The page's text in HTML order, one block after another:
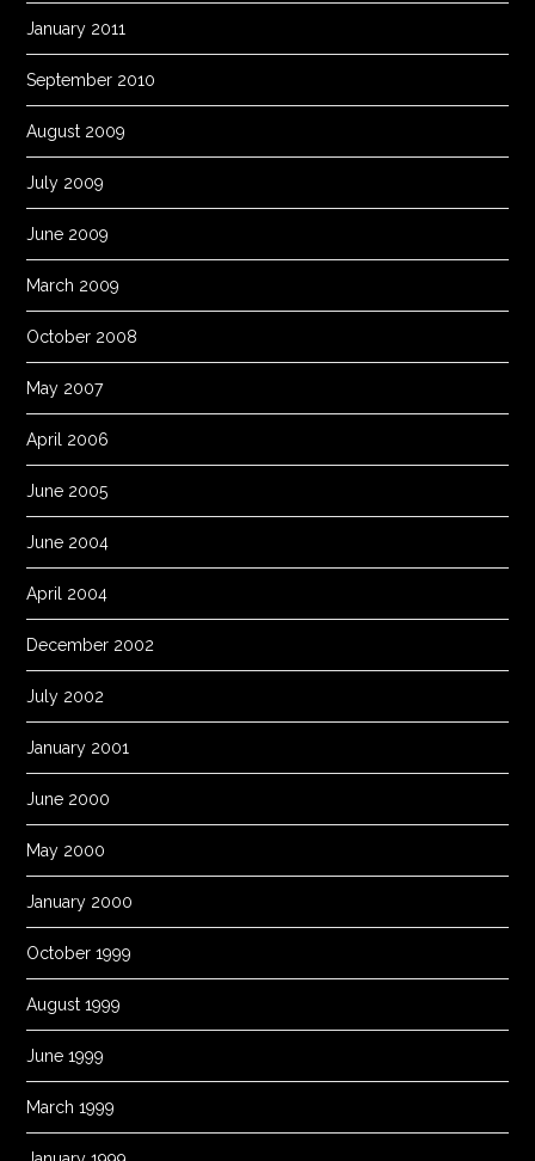
January 2011
September 2010
August 2009
July 2009
June 2009
March 2009
October 2008
May 2007
April 2006
June 2005
June 2004
April 2004
December 2002
July 2002
January 2001
June 2000
May 2000
January 2000
October 1999
August 1999
June 1999
March 1999